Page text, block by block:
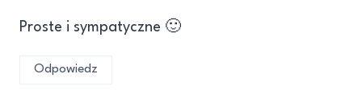
Proste i sympatyczne 🙂
Odpowiedz